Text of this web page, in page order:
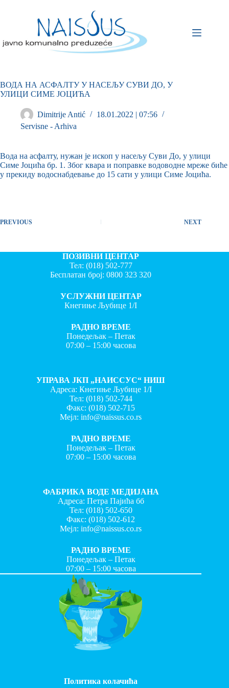
ВОДА НА АСФАЛТУ У НАСЕЉУ СУВИ ДО, У
УЛИЦИ СИМЕ ЈОЦИЋА
Dimitrije Antić
18.01.2022 | 07:56
Servisne - Arhiva
Вода на асфалту, нужан је ископ у насељу Суви До, у улици
Симе Јоцића бр. 1. Због квара и поправке водоводне мреже биће
у прекиду водоснабдевање до 15 сати у улици Симе Јоцића.
PREVIOUS NEXT
ПОЗИВНИ ЦЕНТАР
Тел: (018) 502-777
Бесплатан број:0800 323 320
УСЛУЖНИ ЦЕНТАР
Кнегиње Љубице 1/I
РАДНО ВРЕМЕ
Понедељак – Петак
07:00 – 15:00 часова
УПРАВА ЈКП „НАИССУС“ НИШ
Адреса: Кнегиње Љубице 1/I
Тел: (018) 502-744
Факс:(018) 502-715
Мејл:info@naissus.co.rs
РАДНО ВРЕМЕ
Понедељак – Петак
07:00 – 15:00 часова
ФАБРИКА ВОДЕ МЕДИЈАНА
Адреса: Петра Пајића бб
Тел: (018) 502-650
Факс:(018) 502-612
Мејл:info@naissus.co.rs
РАДНО ВРЕМЕ
Понедељак – Петак
07:00 – 15:00 часова
Политика колачића